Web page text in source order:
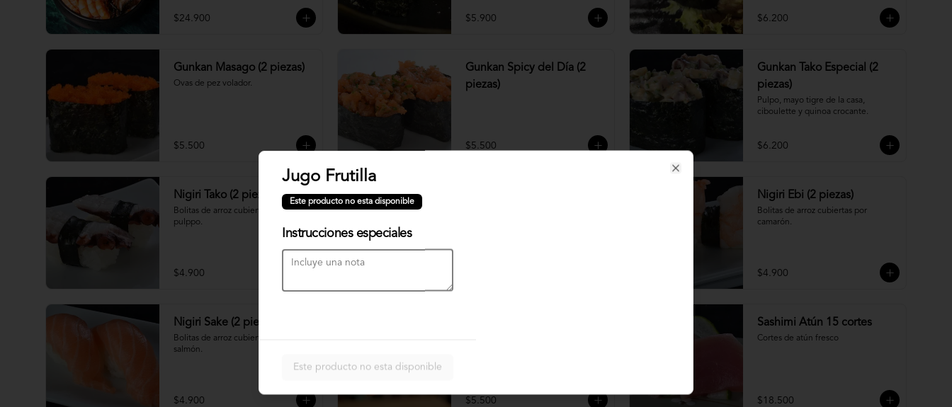
$24.900 $5.900 $6.200
Gunkan Masago (2 piezas)
Ovas de pez volador.
$5.500
Gunkan Spicy del Día (2
piezas)
$5.500
Gunkan Tako Especial (2
piezas)
Pulpo, mayo tigre de la casa,
ciboulette y quinoa crocante.
$6.200
Nigiri Tako (2 piezas)
Bolitas de arroz cubiertas por
pulppo.
$4.900
Nigiri Ebi (2 piezas)
Bolitas de arroz cubiertas por
camarón.
$4.900
Nigiri Sake (2 piezas)
Bolitas de arroz cubiertas por
salmón.
$4.900 $5.500
Sashimi Atún 15 cortes
Cortes de atún fresco
$18.500
Jugo Frutilla
Este producto no esta disponible
Instrucciones especiales
Este producto no esta disponible
Close